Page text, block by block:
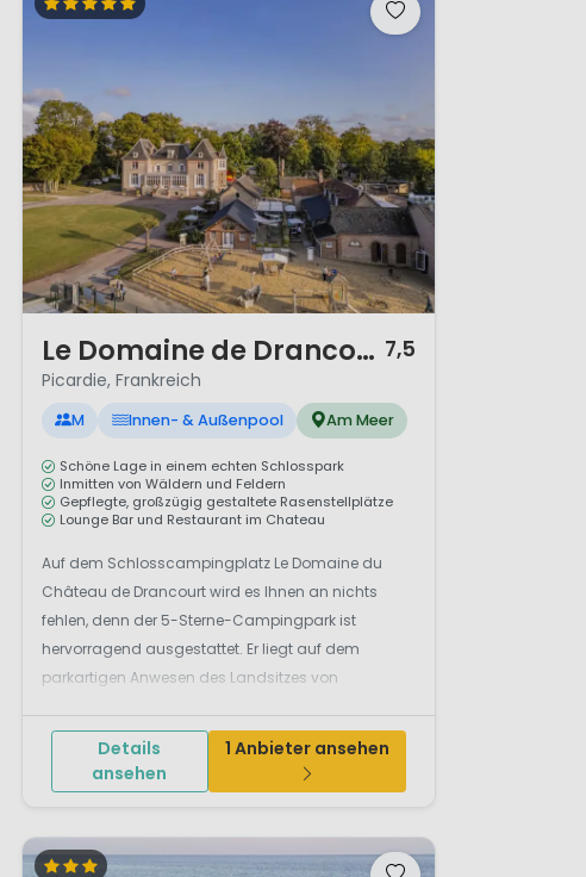
Le Domaine de Drancourt 7,5
Picardie, Frankreich
M Innen- & Außenpool Am Meer
Schöne Lage in einem echten Schlosspark
Inmitten von Wäldern und Feldern
Gepflegte, großzügig gestaltete Rasenstellplätze
Lounge Bar und Restaurant im Chateau
Auf dem Schlosscampingplatz Le Domaine du
Château de Drancourt wird es Ihnen an nichts
fehlen, denn der 5-Sterne-Campingpark ist
hervorragend ausgestattet. Er liegt auf dem
parkartigen Anwesen des Landsitzes von
Valéry-sur-Somme. Die Stellplätze sind großzügig
gestaltet und im Park um das Schlossgebäude...
Details
ansehen
1 Anbieter ansehen